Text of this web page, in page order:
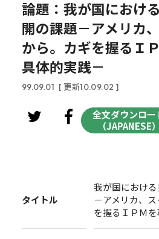
論題：我が国におけ
開の課題－アメリカ
から。カギを握るＩ
具体的実践－
99.09.01 [ 更新10.09.02 ]
全文ダウンロー
（JAPANESE）
タイトル
我が国におけ
－アメリカ、
を握るＩＰＭ